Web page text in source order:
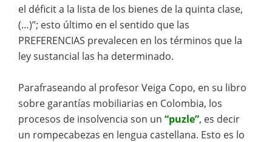
el déficit a la lista de los bienes de la quinta clase,
(…)”; esto último en el sentido que las
PREFERENCIAS prevalecen en los términos que la
ley sustancial las ha determinado.
Parafraseando al profesor Veiga Copo, en su libro
sobre garantías mobiliarias en Colombia, los
procesos de insolvencia son un “puzle”, es decir
un rompecabezas en lengua castellana. Esto es lo